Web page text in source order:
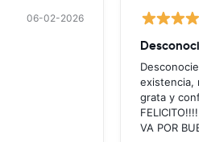
06-02-2026
existencia,
grata y
FELICITO!!!!,
VA POR